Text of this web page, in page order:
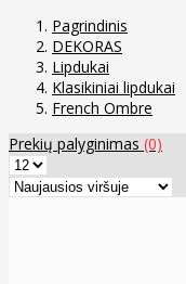
Pagrindinis
DEKORAS
Lipdukai
Klasikiniai lipdukai
French Ombre
Prekių palyginimas (0)